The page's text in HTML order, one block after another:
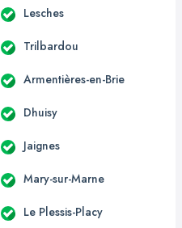
Lesches
Trilbardou
Armentières-en-Brie
Dhuisy
Jaignes
Mary-sur-Marne
Le Plessis-Placy